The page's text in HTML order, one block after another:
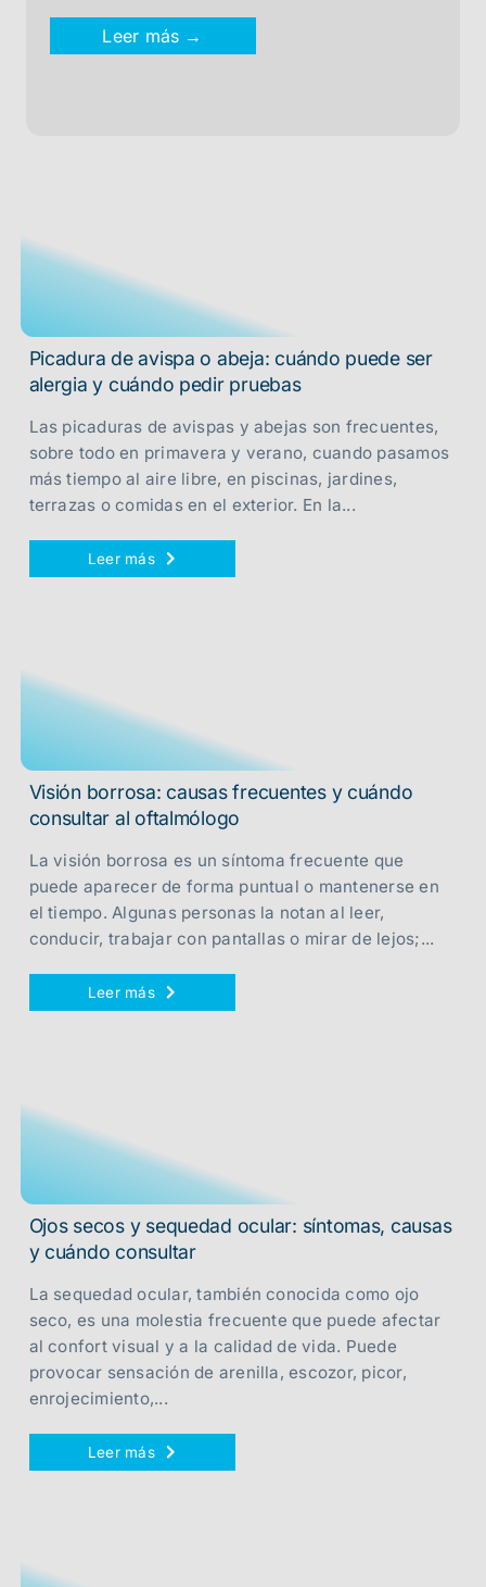
Picadura de avispa o abeja: cuándo puede ser
alergia y cuándo pedir pruebas
Las picaduras de avispas y abejas son frecuentes,
sobre todo en primavera y verano, cuando pasamos
más tiempo al aire libre, en piscinas, jardines,
terrazas o comidas en el exterior. En la...
Leer más
Visión borrosa: causas frecuentes y cuándo
consultar al oftalmólogo
La visión borrosa es un síntoma frecuente que
puede aparecer de forma puntual o mantenerse en
el tiempo. Algunas personas la notan al leer,
conducir, trabajar con pantallas o mirar de lejos;...
Leer más
Ojos secos y sequedad ocular: síntomas, causas
y cuándo consultar
La sequedad ocular, también conocida como ojo
seco, es una molestia frecuente que puede afectar
al confort visual y a la calidad de vida. Puede
provocar sensación de arenilla, escozor, picor,
enrojecimiento,...
Leer más
Leer más →